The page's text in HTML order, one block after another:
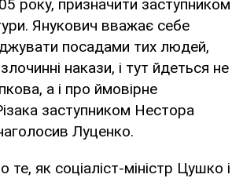
року, призначити заступником
Янукович вважає себе
посадами тих людей,
накази, і тут йдеться не
а і про ймовірне
заступником Нестора
Луценко.
те, як соціаліст-міністр Цушко і